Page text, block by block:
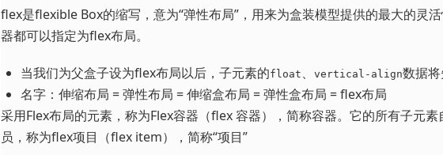
flex是flexible Box的缩写，意为“弹性布局”，用来为盒装模型提供的最大的灵
器都可以指定为flex布局。
当我们为父盒子设为flex布局以后，子元素的float 、 vertical-align数据
名字：伸缩布局 = 弹性布局 = 伸缩盒布局 = 弹性盒布局 = flex布局
采用Flex布局的元素，称为Flex容器（flex 容器），简称容器。它的所有子元
员，称为flex项目（flex item），简称“项目”